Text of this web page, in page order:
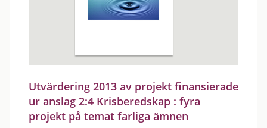
Utvärdering 2013 av projekt finansierade
ur anslag 2:4 Krisberedskap : fyra
projekt på temat farliga ämnen